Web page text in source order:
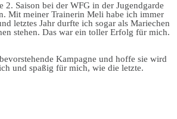
2. Saison bei der WFG in der Jugendgarde
Mit meiner Trainerin Meli habe ich immer
letztes Jahr durfte ich sogar als Mariechen
stehen. Das war ein toller Erfolg für mich.
Kampagne und hoffe sie wird
und spaßig für mich, wie die letzte.